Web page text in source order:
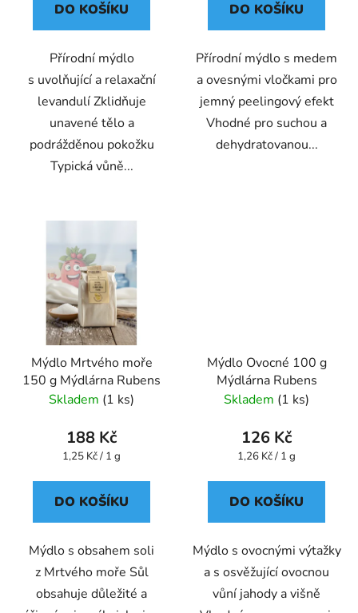
DO KOŠÍKU
Přírodní mýdlo
s uvolňující a relaxační
levandulí Zklidňuje
unavené tělo a
podrážděnou pokožku
Typická vůně...
DO KOŠÍKU
Přírodní mýdlo s medem
a ovesnými vločkami pro
jemný peelingový efekt
Vhodné pro suchou a
dehydratovanou...
Mýdlo Mrtvého moře
150 g Mýdlárna Rubens
Skladem (1 ks)
188 Kč
Měrná
1,25 Kč / 1 g
DO KOŠÍKU
Mýdlo s obsahem soli
z Mrtvého moře Sůl
obsahuje důležité a
Mýdlo Ovocné 100 g
Mýdlárna Rubens
Skladem (1 ks)
126 Kč
Měrná
1,26 Kč / 1 g
DO KOŠÍKU
Mýdlo s ovocnými výtažky
a s osvěžující ovocnou
vůní jahody a višně